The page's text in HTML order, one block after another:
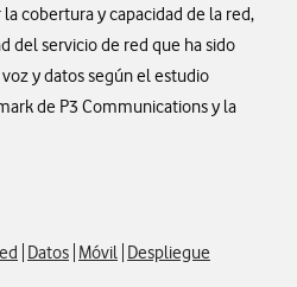
cobertura y capacidad de la red,
del servicio de red que ha sido
y datos según el estudio
de P3 Communications y la
Datos Móvil Despliegue